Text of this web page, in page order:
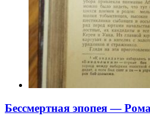
Бессмертная эпопея —